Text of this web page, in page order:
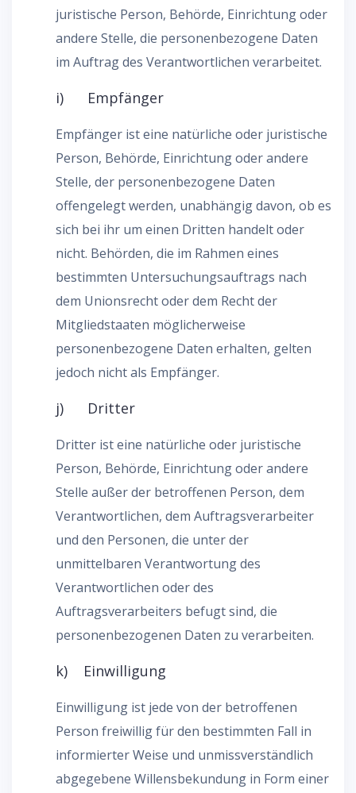
juristische Person, Behörde, Einrichtung oder
andere Stelle, die personenbezogene Daten
im Auftrag des Verantwortlichen verarbeitet.
i) Empfänger
Empfänger ist eine natürliche oder juristische
Person, Behörde, Einrichtung oder andere
Stelle, der personenbezogene Daten
offengelegt werden, unabhängig davon, ob es
sich bei ihr um einen Dritten handelt oder
nicht. Behörden, die im Rahmen eines
bestimmten Untersuchungsauftrags nach
dem Unionsrecht oder dem Recht der
Mitgliedstaaten möglicherweise
personenbezogene Daten erhalten, gelten
jedoch nicht als Empfänger.
j) Dritter
Dritter ist eine natürliche oder juristische
Person, Behörde, Einrichtung oder andere
Stelle außer der betroffenen Person, dem
Verantwortlichen, dem Auftragsverarbeiter
und den Personen, die unter der
unmittelbaren Verantwortung des
Verantwortlichen oder des
Auftragsverarbeiters befugt sind, die
personenbezogenen Daten zu verarbeiten.
k) Einwilligung
Einwilligung ist jede von der betroffenen
Person freiwillig für den bestimmten Fall in
informierter Weise und unmissverständlich
abgegebene Willensbekundung in Form einer